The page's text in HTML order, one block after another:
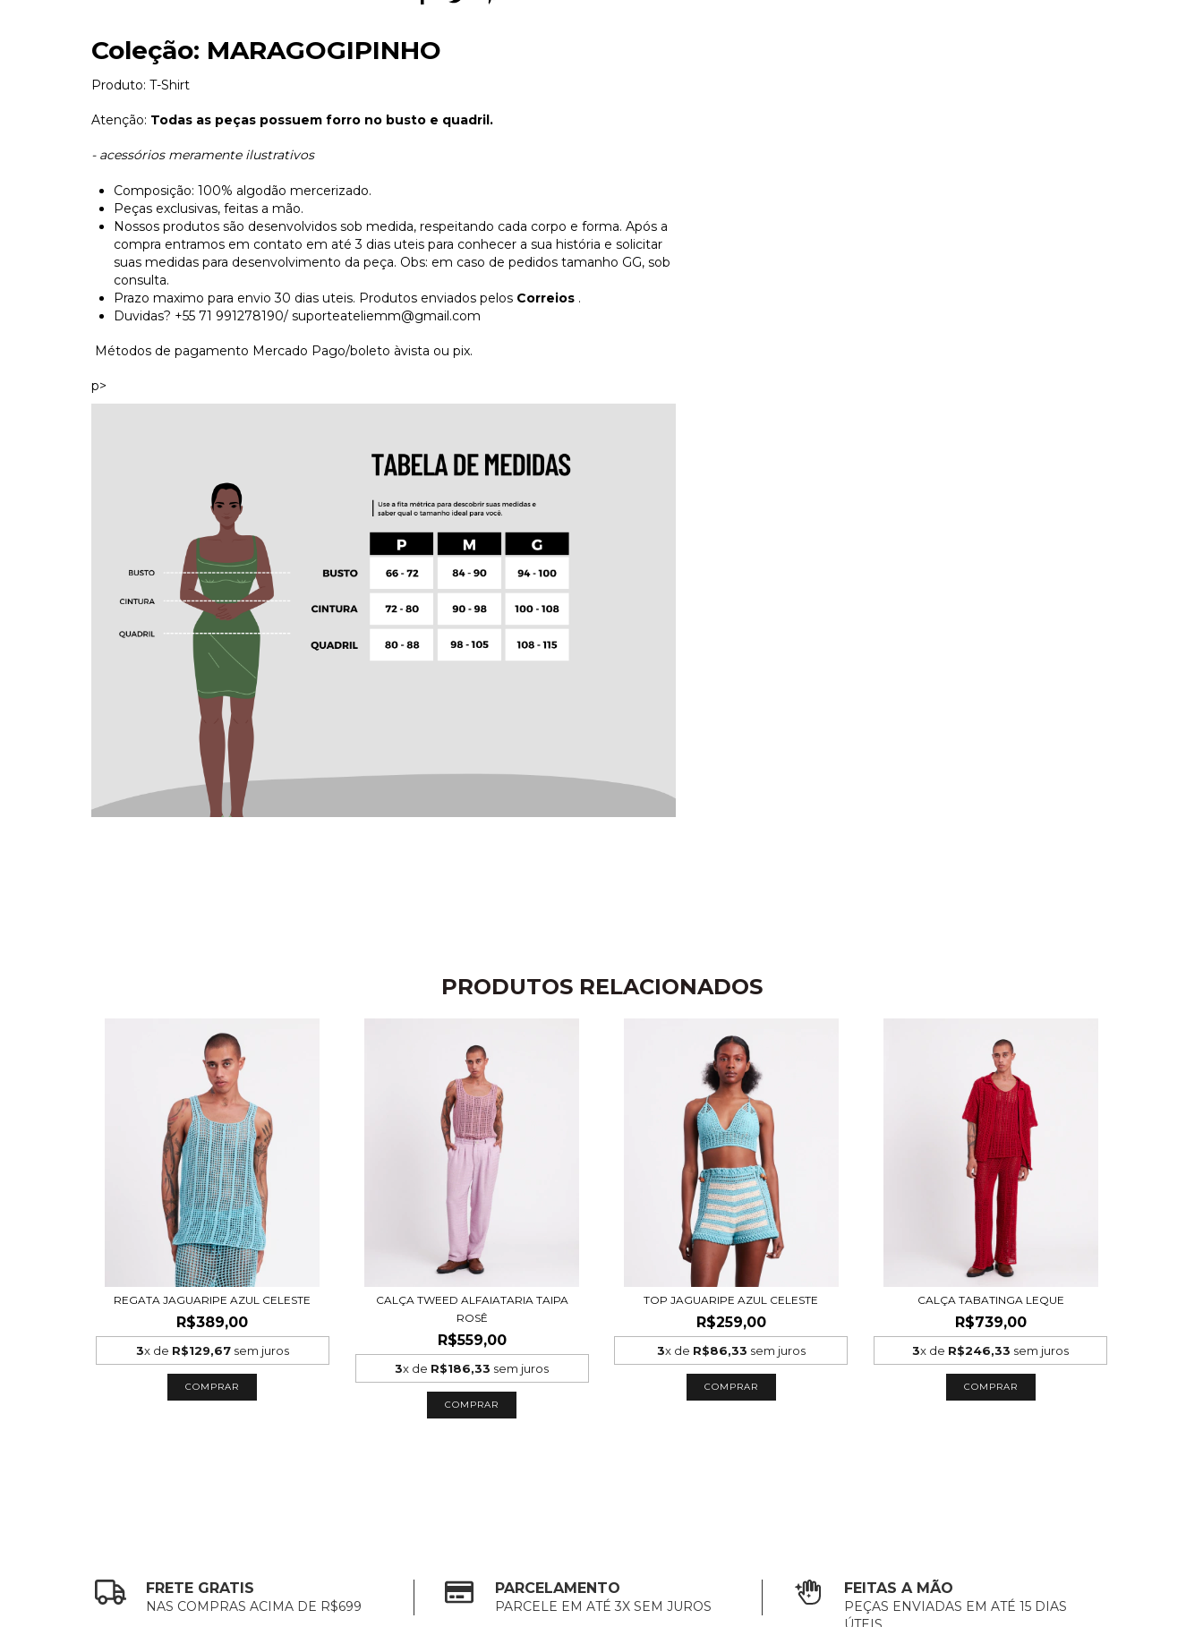
Coleção: MARAGOGIPINHO
Produto: T-Shirt
Atenção: Todas as peças possuem forro no busto e quadril.
- acessórios meramente ilustrativos
Composição: 100% algodão mercerizado.
Peças exclusivas, feitas a mão.
Nossos produtos são desenvolvidos sob medida, respeitando cada corpo e forma. Após a
compra entramos em contato em até 3 dias uteis para conhecer a sua história e solicitar
suas medidas para desenvolvimento da peça. Obs: em caso de pedidos tamanho GG, sob
consulta.
Prazo maximo para envio 30 dias uteis. Produtos enviados pelos Correios .
Duvidas? +55 71 991278190/ suporteateliemm@gmail.com
Métodos de pagamento Mercado Pago/boleto àvista ou pix.
p>
PRODUTOS RELACIONADOS
REGATA JAGUARIPE AZUL CELESTE
R$389,00
3x de R$129,67sem juros
COMPRAR
CALÇA TWEED ALFAIATARIA TAIPA
ROSÊ
R$559,00
3x de R$186,33 sem juros
COMPRAR
TOP JAGUARIPE AZUL CELESTE
R$259,00
3x de R$86,33 sem juros
COMPRAR
CALÇA TABATINGA LEQUE
R$739,00
3x de R$246,33 sem juros
COMPRAR
FRETE GRATIS
NAS COMPRAS ACIMA DE R$699
PARCELAMENTO
PARCELE EM ATÉ 3X SEM JUROS
FEITAS A MÃO
PEÇAS ENVIADAS EM ATÉ 15 DIAS